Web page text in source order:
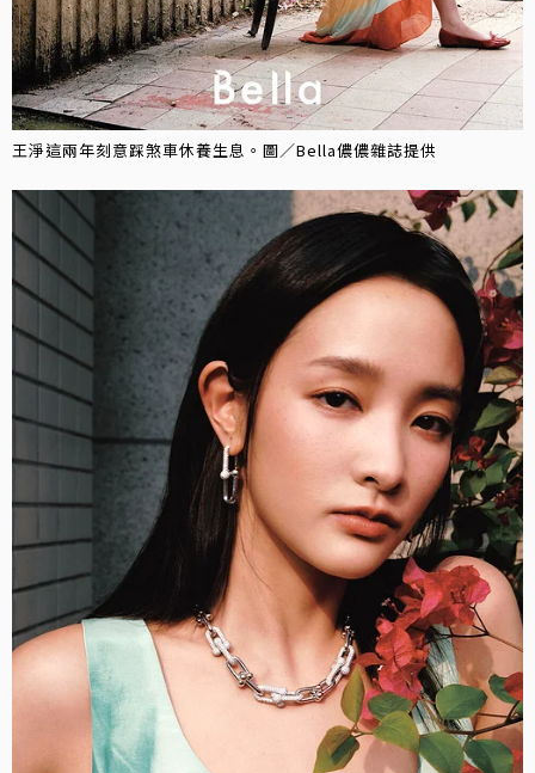
王淨這兩年刻意踩煞車休養生息。圖／Bella儂儂雜誌提供